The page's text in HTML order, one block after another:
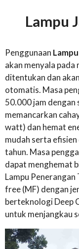
Lampu
Penggunaan
akan menyala
ditentukan dan
otomatis. Masa
50.000 jam dengan
memancarkan
watt) dan hemat
mudah serta
tahun. Masa
dapat menghemat
Lampu
free (MF) dengan
berteknologi Deep
untuk menjangkau